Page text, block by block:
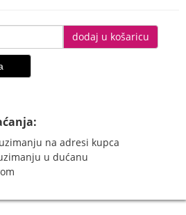
dodaj u košaricu
na adresi kupca
u dućanu